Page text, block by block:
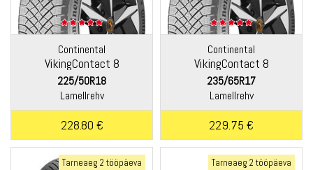
Continental
VikingContact 8
225/50R18
Lamellrehv
228.80 €
Continental
VikingContact 8
235/65R17
Lamellrehv
229.75 €
Tarneaeg 2 tööpäeva
Tarneaeg 2 tööpäeva